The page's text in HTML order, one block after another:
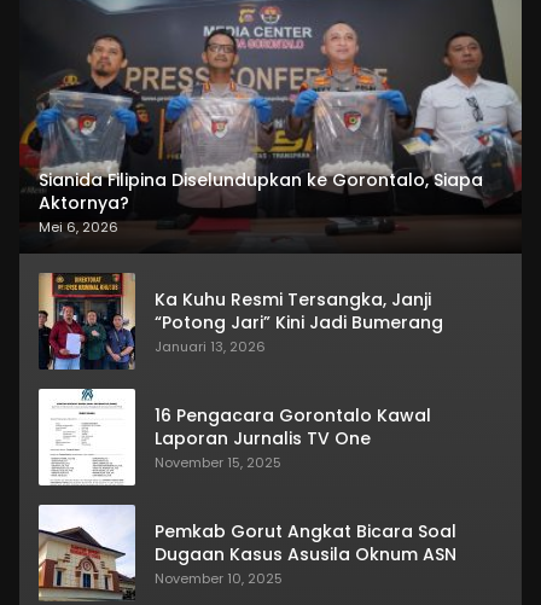
Sianida Filipina Diselundupkan ke Gorontalo, Siapa
Aktornya?
Mei 6, 2026
Ka Kuhu Resmi Tersangka, Janji
“Potong Jari” Kini Jadi Bumerang
Januari 13, 2026
16 Pengacara Gorontalo Kawal
Laporan Jurnalis TV One
November 15, 2025
Pemkab Gorut Angkat Bicara Soal
Dugaan Kasus Asusila Oknum ASN
November 10, 2025